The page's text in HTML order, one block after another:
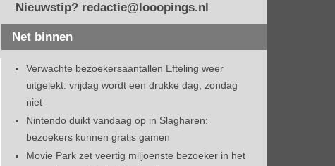
Nieuwstip? redactie@looopings.nl
Net binnen
Verwachte bezoekersaantallen Efteling weer
uitgelekt: vrijdag wordt een drukke dag, zondag
niet
Nintendo duikt vandaag op in Slagharen:
bezoekers kunnen gratis gamen
Movie Park zet veertig miljoenste bezoeker in het